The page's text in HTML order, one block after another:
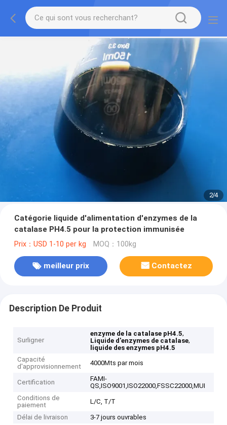
2/4
Catégorie liquide d'alimentation d'enzymes de la
catalase PH4.5 pour la protection immunisée
Prix：USD 1-10 per kg MOQ：100kg
meilleur prix Contactez
Description De Produit
Surligner
enzyme de la catalase pH4.5,
Liquide d'enzymes de catalase,
liquide des enzymes pH4.5
Capacité
d'approvisionnement
4000Mts par mois
Certification
FAMI-
QS,ISO9001,ISO22000,FSSC22000,MUI
Conditions de
paiement
L/C, T/T
Délai de livraison
3-7 jours ouvrables